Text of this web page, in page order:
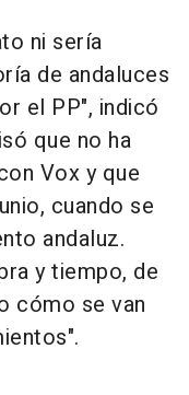
ni sería
de andaluces
el PP", indicó
que no ha
Vox y que
cuando se
andaluz.
y tiempo, de
cómo se van